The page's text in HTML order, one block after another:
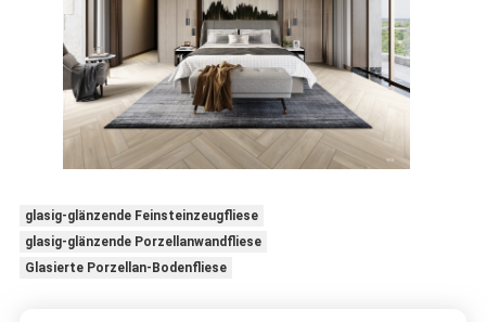
glasig-glänzende Feinsteinzeugfliese
glasig-glänzende Porzellanwandfliese
Glasierte Porzellan-Bodenfliese